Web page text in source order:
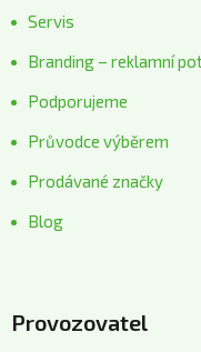
Servis
Branding – reklamní
Podporujeme
Průvodce výběrem
Prodávané značky
Blog
Provozovatel